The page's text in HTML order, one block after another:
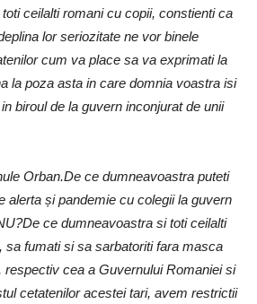
ceilalti romani cu copii, constienti ca
lor seriozitate ne vor binele
cum va place sa va exprimati la
la poza asta in care domnia voastra isi
biroul de la guvern inconjurat de unii
Orban.De ce dumneavoastra puteti
alerta și pandemie cu colegii la guvern
ce dumneavoastra si toti ceilalti
sa fumati si sa sarbatoriti fara masca
respectiv cea a Guvernului Romaniei si
cetatenilor acestei tari, avem restrictii